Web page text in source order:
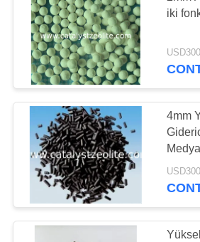
Maddesi
Hidro-işlem
katalizörü
iki
4mm
Medya